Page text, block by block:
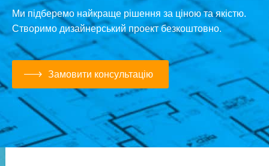
Ми підберемо найкраще рішення за ціною та якістю.
Створимо дизайнерський проект безкоштовно.
Замовити консультацію